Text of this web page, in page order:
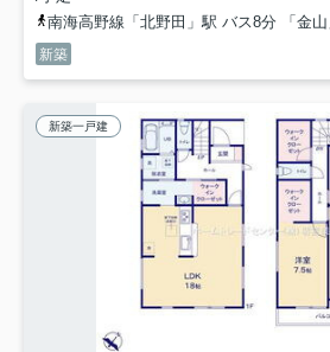
南海高野線「北野田」駅 バス8分 「金
新築
新築一戸建